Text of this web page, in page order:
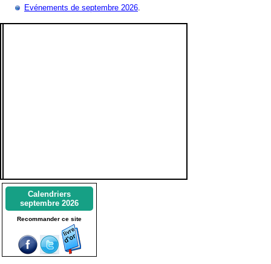
Evénements de septembre 2026.
Calendriers
septembre 2026
Recommander ce site